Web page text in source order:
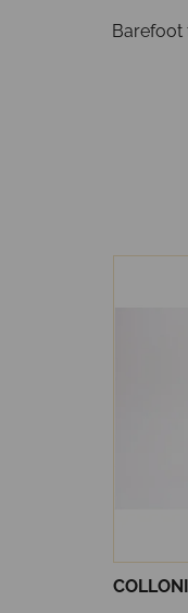
Barefoot